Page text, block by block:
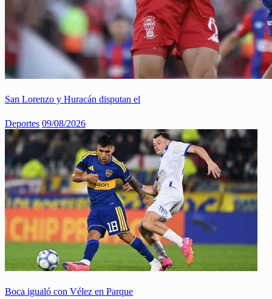
San Lorenzo y Huracán disputan el
Deportes 09/08/2026
Boca igualó con Vélez en Parque